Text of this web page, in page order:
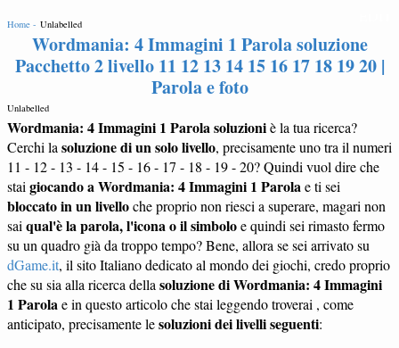
Home - Unlabelled
Wordmania: 4 Immagini 1 Parola soluzione
Pacchetto 2 livello 11 12 13 14 15 16 17 18 19 20 |
Parola e foto
Unlabelled
Wordmania: 4 Immagini 1 Parola soluzioniè la tua ricerca?
Cerchi la soluzione di un solo livello, precisamente uno tra il numeri
11 - 12 - 13 - 14 - 15 - 16 - 17 - 18 - 19 - 20? Quindi vuol dire che
stai giocando a Wordmania: 4 Immagini 1 Parolae ti sei
bloccato in un livelloche proprio non riesci a superare, magari non
sai qual'è la parola, l'icona o il simboloe quindi sei rimasto fermo
su un quadro già da troppo tempo? Bene, allora se sei arrivato su
dGame.it, il sito Italiano dedicato al mondo dei giochi, credo proprio
che su sia alla ricerca della soluzione di Wordmania: 4 Immagini
1 Parolae in questo articolo che stai leggendo troverai , come
anticipato, precisamente lesoluzioni dei livelli seguenti: